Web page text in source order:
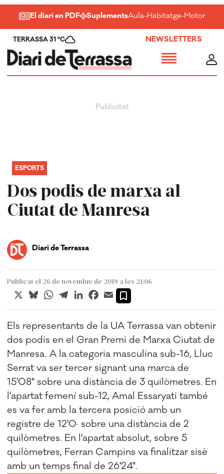
El diari en PDF SuplementsAula-Habitatge-Motor-
TERRASSA 31 ºC NEWSLETTERS
Dos podis de marxa al
Ciutat de Manresa
ESPORTS
Diari de Terrassa
Publicat el 26 de novembre de 2019 a les 21:06
X BlueskyWhatsApp
TelegramLinkedInFacebook
Email
Els representants de la UA Terrassa van obtenir
dos podis en el Gran Premi de Marxa Ciutat de
Manresa. A la categoria masculina sub-16, Lluc
Serrat va ser tercer signant una marca de
15'08" sobre una distància de 3 quilòmetres. En
l'apartat femení sub-12, Amal Essaryati també
es va fer amb la tercera posició amb un
registre de 12'0· sobre una distància de 2
quilòmetres. En l'apartat absolut, sobre 5
quilòmetres, Ferran Campins va finalitzar sisè
amb un temps final de 26'24".